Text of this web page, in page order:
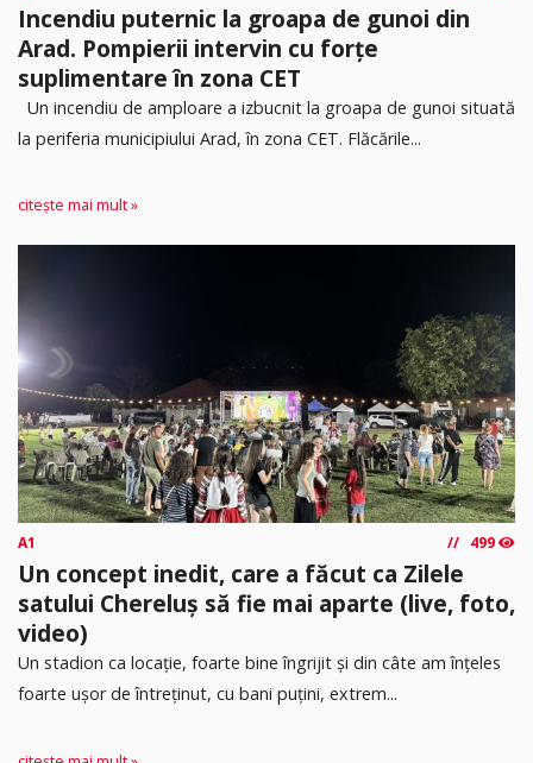
Incendiu puternic la groapa de gunoi din
Arad. Pompierii intervin cu forțe
suplimentare în zona CET
Un incendiu de amploare a izbucnit la groapa de gunoi situată
la periferia municipiului Arad, în zona CET. Flăcările...
citește mai mult »
A1 499
Un concept inedit, care a făcut ca Zilele
satului Chereluș să fie mai aparte (live, foto,
video)
Un stadion ca locație, foarte bine îngrijit și din câte am înțeles
foarte ușor de întreținut, cu bani puțini, extrem...